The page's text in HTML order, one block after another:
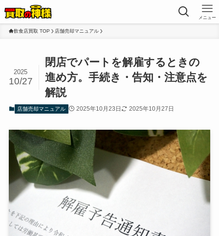
メニュー
飲食店買取 TOP 店舗売却マニュアル
閉店でパートを解雇するときの
進め方。手続き・告知・注意点を
解説
2025
10/27
店舗売却マニュアル 2025年10月23日 2025年10月27日